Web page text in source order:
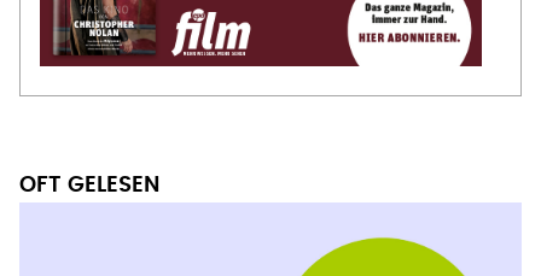
OFT GELESEN